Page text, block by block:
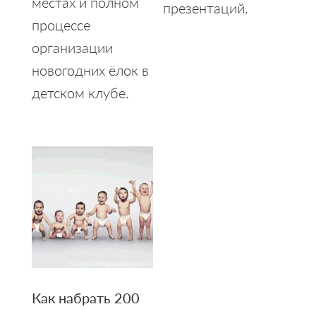
процессе
организации
новогодних ёлок в
детском клубе.
презентаций.
Как набрать 200